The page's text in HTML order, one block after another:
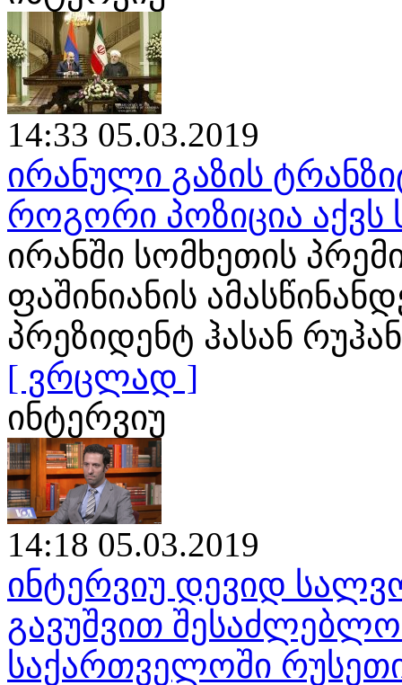
14:33 05.03.2019
ირანული გაზის
როგორი პოზიცია
ირანში სომხეთის
ფაშინიანის
პრეზიდენტ ჰასან
[ ვრცლად ]
ინტერვიუ
14:18 05.03.2019
ინტერვიუ დევიდ
გავუშვით
საქართველოში